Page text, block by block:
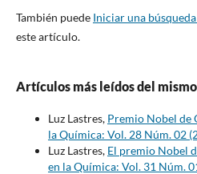
También puede Iniciar una
este artículo.
Artículos más leídos del
Luz Lastres, Premio Nobel de
la Química: Vol. 28 Núm. 02
Luz Lastres, El premio Nobel
en la Química: Vol. 31 Núm.